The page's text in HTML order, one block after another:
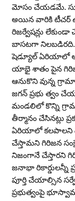
మోసం చేయడమే.
అయిన వారికి టీచర్‌
రిజర్వేషన్లు
బాసటగా నిలబడిరది.
షెడ్యూల్‌ ఏరియాలో
యాభై శాతం పైన
ఆనుకొని వున్న
జగన్‌ ప్రభు త్వం
మండలిలో కొన్ని
తీర్మానం చేసినట్లు
ఏరియాలో కలపాలని
చేస్తామని గిరిజన
నిజంగానే చేస్తారని
జనాభా రికార్డులన్నీ
పూర్తి చేయాల్సిన
ప్రభుత్వంపై